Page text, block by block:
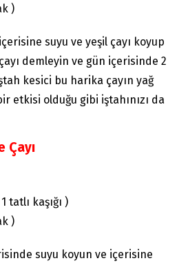
)
suyu ve yeşil çayı koyup
demleyin ve gün içerisinde 2
kesici bu harika çayın yağ
etkisi olduğu gibi iştahınızı da
Çayı
tatlı kaşığı )
)
suyu koyun ve içerisine